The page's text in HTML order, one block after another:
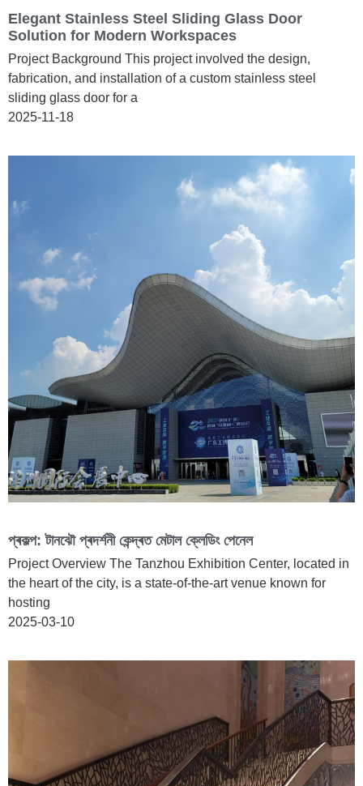
Elegant Stainless Steel Sliding Glass Door
Solution for Modern Workspaces
Project Background This project involved the design,
fabrication, and installation of a custom stainless steel
sliding glass door for a
2025-11-18
প্ৰকল্প: টানঝৌ প্ৰদৰ্শনী কেন্দ্ৰত মেটাল ক্লেডিং পেনেল
Project Overview The Tanzhou Exhibition Center, located in
the heart of the city, is a state-of-the-art venue known for
hosting
2025-03-10